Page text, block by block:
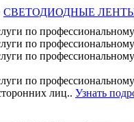
СВЕТОДИОДНЫЕ
по
по
по
по
лиц.. Узнать